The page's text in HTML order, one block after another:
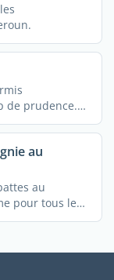
de prudence.
au
au
pour tous les